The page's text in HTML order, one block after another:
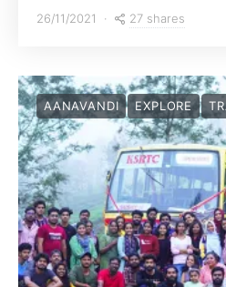
26/11/2021 27 shares
AANAVANDI EXPLORE